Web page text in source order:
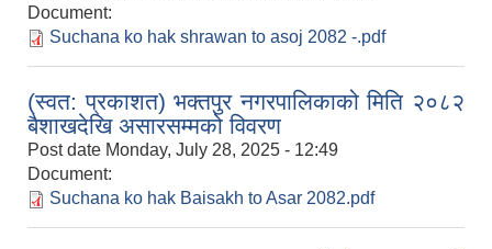
Document:
Suchana ko hak shrawan to asoj 2082 -.pdf
(स्वत: प्रकाशत) भक्तपुर नगरपालिकाको मिति २०८२
बैशाखदेखि असारसम्मको विवरण
Post date Monday, July 28, 2025 - 12:49
Document:
Suchana ko hak Baisakh to Asar 2082.pdf